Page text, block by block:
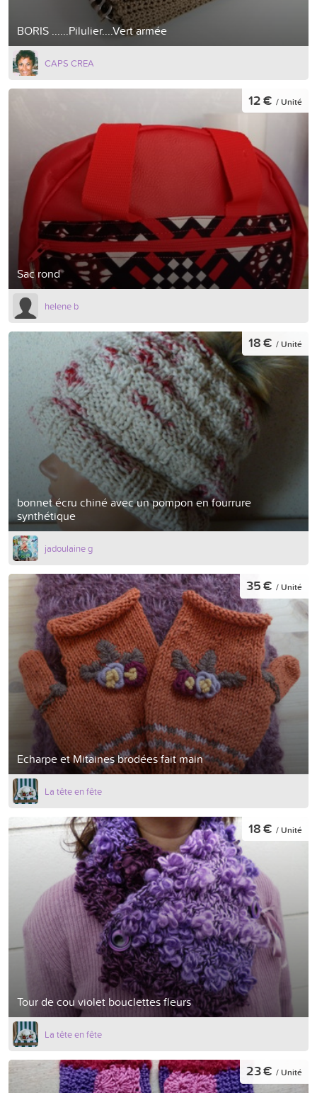
BORIS ......Pilulier....Vert armée
CAPS CREA
Sac rond
12 € / Unité
helene b
bonnet écru chiné avec un pompon en fourrure
synthétique
18 € / Unité
jadoulaine g
Echarpe et Mitaines brodées fait main
35 € / Unité
La tête en fête
Tour de cou violet bouclettes fleurs
18 € / Unité
La tête en fête
23 € / Unité